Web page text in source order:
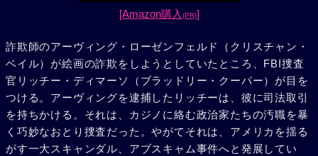
[Amazon購入 (PR)]
詐欺師のアーヴィング・ローゼンフェルド（クリスチャン・
ベイル）が絵画の詐欺をしようとしていたところ、FBI捜査
官リッチー・ディマーソ（ブラッドリー・クーパー）が目を
つける。アーヴィングを逮捕したリッチーは、彼に司法取引
を持ちかける。それは、カジノに絡む政治家たちの汚職を暴
く巧妙なおとり捜査だった。やがてそれは、アメリカを揺る
がす一大スキャンダル、アブスキャム事件へと発展してい